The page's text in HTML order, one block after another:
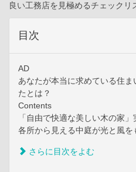
良い工務店を見極めるチェックリ
目次
AD
あなたが本当に求めている住
たとは？
Contents
「自由で快適な美しい木の家」
各所から見える中庭が光と風
さらに目次をよむ